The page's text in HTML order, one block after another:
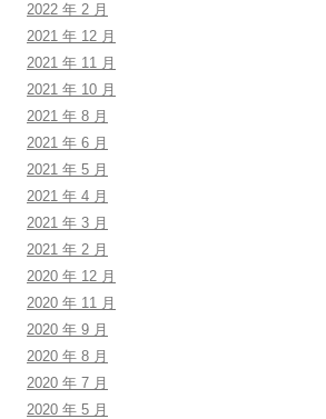
2022 年 2 月
2021 年 12 月
2021 年 11 月
2021 年 10 月
2021 年 8 月
2021 年 6 月
2021 年 5 月
2021 年 4 月
2021 年 3 月
2021 年 2 月
2020 年 12 月
2020 年 11 月
2020 年 9 月
2020 年 8 月
2020 年 7 月
2020 年 5 月